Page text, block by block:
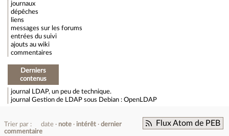
journaux
dépêches
liens
messages sur les forums
entrées du suivi
ajouts au wiki
commentaires
Derniers
contenus
journal
LDAP, un peu de technique.
journal Gestion de LDAP sous Debian : OpenLDAP
Flux Atom de PEB
Trier par : date note intérêt
dernier
commentaire